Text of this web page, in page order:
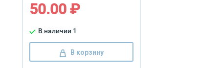
50.00 ₽
В наличии 1
В корзину